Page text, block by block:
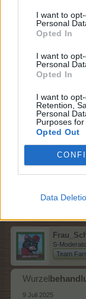
I want to
Personal
Opted In
I want to
Personal
Opted In
I want to
Retention,
Personal
Purposes for
Opted Out
Data
Wunderbaum
gabysfarmgefällt dies.
Lebende
wurzel
S-
Team
Wurzel
9 Juli 2025